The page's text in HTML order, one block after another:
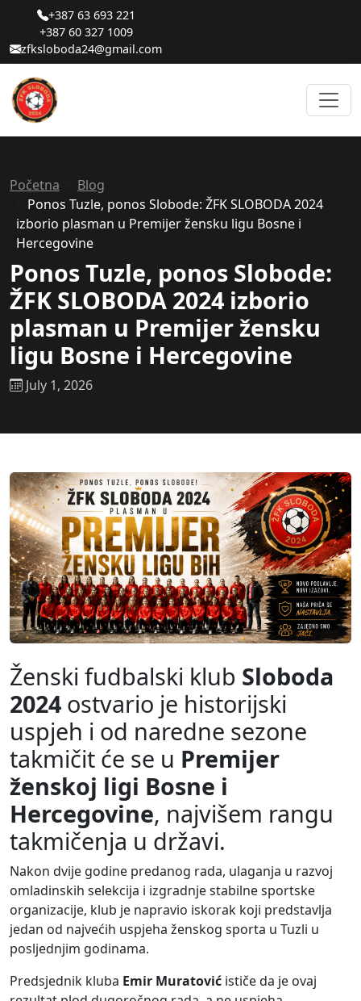
+387 63 693 221
+387 60 327 1009
zfksloboda24@gmail.com
Početna
Blog
Ponos Tuzle, ponos Slobode: ŽFK SLOBODA 2024
izborio plasman u Premijer žensku ligu Bosne i
Hercegovine
Ponos Tuzle, ponos Slobode:
ŽFK SLOBODA 2024 izborio
plasman u Premijer žensku
ligu Bosne i Hercegovine
July 1, 2026
Ženski fudbalski klub Sloboda
2024 ostvario je historijski
uspjeh i od naredne sezone
takmičit će se u Premijer
ženskoj ligi Bosne i
Hercegovine, najvišem rangu
takmičenja u državi.
Nakon dvije godine predanog rada, ulaganja u razvoj
omladinskih selekcija i izgradnje stabilne sportske
organizacije, klub je napravio iskorak koji predstavlja
jedan od najvećih uspjeha ženskog sporta u Tuzli u
posljednjim godinama.
Predsjednik kluba Emir Muratović ističe da je ovaj